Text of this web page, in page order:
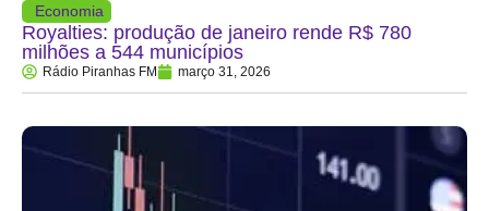
Economia
Royalties: produção de janeiro rende R$ 780
milhões a 544 municípios
Rádio Piranhas FM março 31, 2026